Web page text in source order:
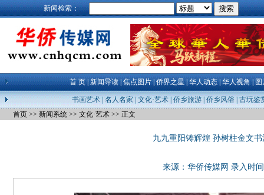
新闻检索：
首 页|新闻导读|焦点图片|侨界之星|华人动态|华人视角|图
书画艺术| 名人名家 文化·艺术| 侨乡旅游| 侨乡风俗| 古玩鉴
首页 >> 新闻系统 >> 文化·艺术 >> 正文
九九重阳铸辉煌 孙树柱金文
来源： 华侨传媒网 录入时